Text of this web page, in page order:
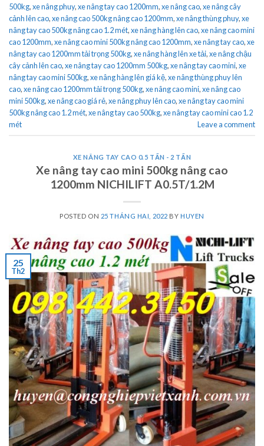
500kg,xe nâng phuy,xe nâng tay cao 1200mm,xe nâng cao,xe nâng cây
cảnh lên cao,xe nâng cao 500kg nâng cao 1200mm,xe nâng thùng phuy,xe
nâng tay cao 500kg nâng cao 1.2 mét,xe nâng hàng lên cao,xe nâng cao mini
cao 1200mm,xe nâng cao mini 500kg nâng cao 1200mm,xe nâng tay cao,xe
nâng tay cao 1200mm tải trọng 500kg,xe nâng hàng lên xe tải,xe nâng chậu
cây cảnh lên cao,xe nâng tay cao 1200mm 500kg,xe nâng tay cao mini,xe
nâng tay cao mini 500kg,xe nâng hàng lên giá kệ,xe nâng thùng phuy lên
cao,xe nâng cao 1200mm tải trọng 500kg,xe nâng cao mini,xe nâng cao
mini 500kg,xe nâng cao giá rẻ,xe nâng phuy lên cao,xe nâng tay cao mini
500kg nâng cao 1.2 mét,xe nâng tay cao 500kg,xe nâng tay cao mini cao 1.2
mét
Leave a comment
XE NÂNG TAY CAO 0.5 TẤN - 2 TẤN
Xe nâng tay cao mini 500kg nâng cao
1200mm NICHILIFT A0.5T/1.2M
POSTED ON 25 THÁNG HAI, 2022 BYHUYEN
25
Th2